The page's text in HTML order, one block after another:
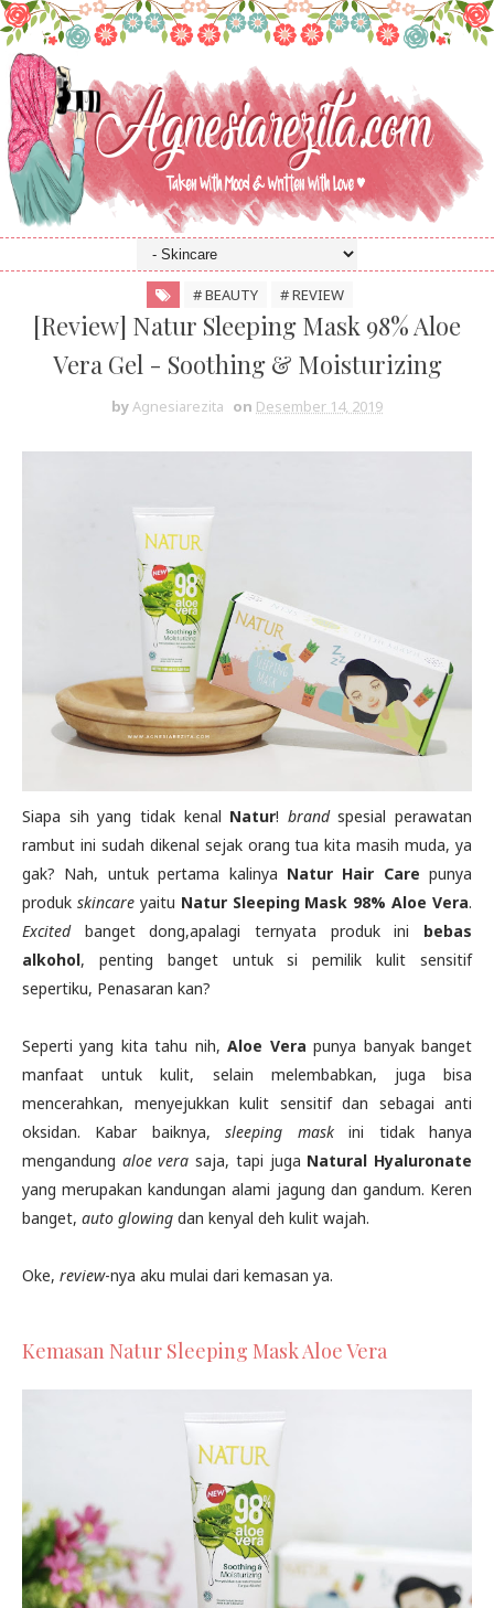
# BEAUTY # REVIEW
[Review] Natur Sleeping Mask 98% Aloe
Vera Gel - Soothing & Moisturizing
byAgnesiarezita on Desember 14, 2019
Siapa sih yang tidak kenal Natur! brandspesial perawatan
rambut ini sudah dikenal sejak orang tua kita masih muda, ya
gak? Nah, untuk pertama kalinya Natur Hair Care punya
produk skincareyaitu Natur Sleeping Mask 98% Aloe Vera.
Excited banget dong,apalagi ternyata produk ini bebas
alkohol, penting banget untuk si pemilik kulit sensitif
sepertiku, Penasaran kan?
Seperti yang kita tahu nih,Aloe Vera punya banyak banget
manfaat untuk kulit, selain melembabkan, juga bisa
mencerahkan, menyejukkan kulit sensitif dan sebagai anti
oksidan. Kabar baiknya,sleeping maskini tidak hanya
mengandung aloe vera saja, tapi juga Natural Hyaluronate
yang merupakan kandungan alami jagung dan gandum. Keren
banget, auto glowing dan kenyal deh kulit wajah.
Oke, review-nya aku mulai dari kemasan ya.
Kemasan Natur Sleeping Mask Aloe Vera